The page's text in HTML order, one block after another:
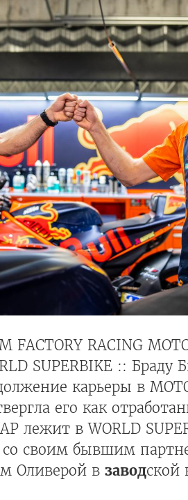
RACING
SUPERBIKE :: Браду
карьеры в
его как
лежит в WORLD
со своим бывшим
Оливерой в заводской